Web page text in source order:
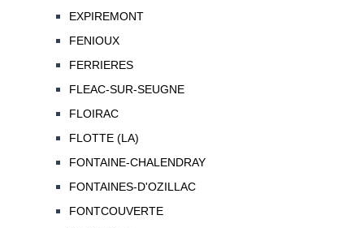
EXPIREMONT
FENIOUX
FERRIERES
FLEAC-SUR-SEUGNE
FLOIRAC
FLOTTE (LA)
FONTAINE-CHALENDRAY
FONTAINES-D'OZILLAC
FONTCOUVERTE